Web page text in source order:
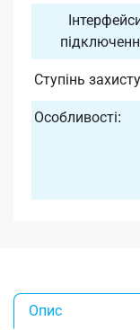
Ступінь
Особливості:
Опис